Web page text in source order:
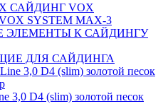
САЙДИНГ VOX
SYSTEM MAX-3
ЭЛЕМЕНТЫ К САЙДИНГУ
ДЛЯ САЙДИНГА
3,0 D4 (slim) золотой песок